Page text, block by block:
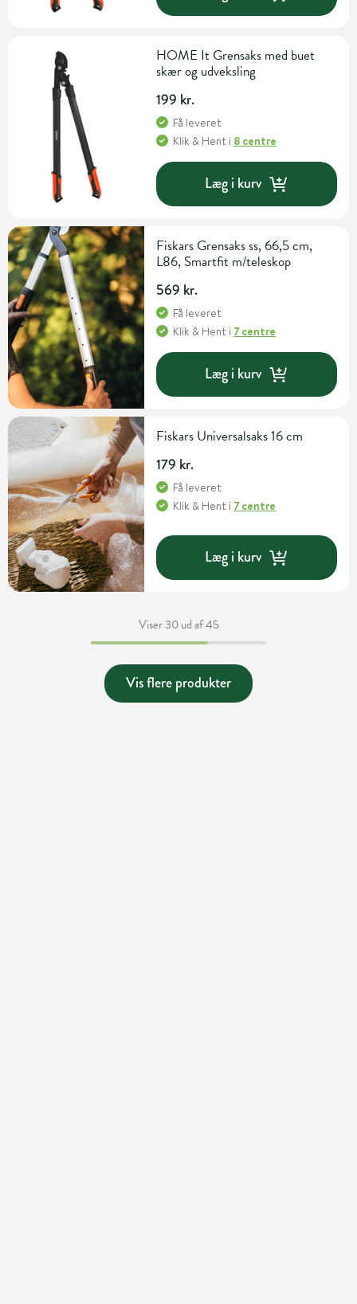
HOME It Grensaks med buet
skær og udveksling
199 kr.
Få leveret
Klik & Hent i 8 centre
Læg i kurv
Fiskars Grensaks ss, 66,5 cm,
L86, Smartfit m/teleskop
569 kr.
Få leveret
Klik & Hent i 7 centre
Læg i kurv
Fiskars Universalsaks 16 cm
179 kr.
Få leveret
Klik & Hent i 7 centre
Læg i kurv
Viser 30 ud af 45
Vis flere produkter